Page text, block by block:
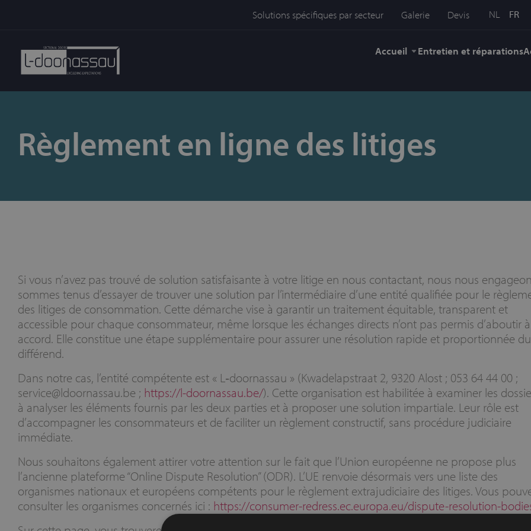
Solutions spécifiques par secteur Galerie Devis NL FR
Accueil Entretien et réparations
Règlement en ligne des litiges
Si vous n’avez pas trouvé de solution satisfaisante à votre litige en nous contactant, nous nous
sommes tenus d’essayer de trouver une solution par l’intermédiaire d’une entité qualifiée pour le
des litiges de consommation. Cette démarche vise à garantir un traitement équitable, transparent et
accessible pour chaque consommateur, même lorsque les échanges directs n’ont pas permis d’aboutir
accord. Elle constitue une étape supplémentaire pour assurer une résolution rapide et proportionnée du
différend.
Dans notre cas, l’entité compétente est « L‑doornassau » (Kwadelapstraat 2, 9320 Alost ; 053 64 44 00 ;
service@ldoornassau.be ; https://l-doornassau.be/). Cette organisation est habilitée à examiner les
à analyser les éléments fournis par les deux parties et à proposer une solution impartiale. Leur rôle est
d’accompagner les consommateurs et de faciliter un règlement constructif, sans procédure judiciaire
immédiate.
Nous souhaitons également attirer votre attention sur le fait que l’Union européenne ne propose plus
l’ancienne plateforme “Online Dispute Resolution” (ODR). L’UE renvoie désormais vers une liste des
organismes nationaux et européens compétents pour le règlement extrajudiciaire des litiges. Vous
consulter les organismes concernés ici : https://consumer-redress.ec.europa.eu/dispute-resolution-